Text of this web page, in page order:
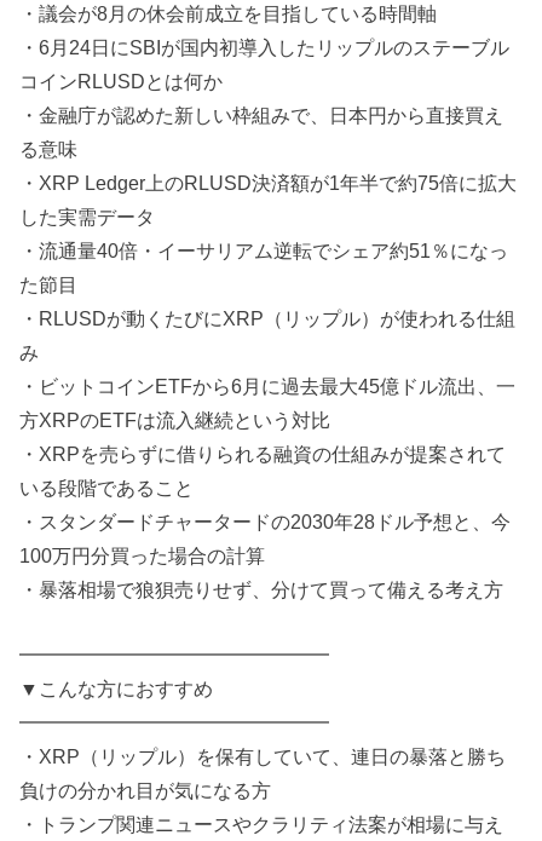
・議会が8月の休会前成立を目指している時間軸
・6月24日にSBIが国内初導入したリップルのステーブル
コインRLUSDとは何か
・金融庁が認めた新しい枠組みで、日本円から直接買え
る意味
・XRP Ledger上のRLUSD決済額が1年半で約75倍に拡大
した実需データ
・流通量40倍・イーサリアム逆転でシェア約51％になっ
た節目
・RLUSDが動くたびにXRP（リップル）が使われる仕組
み
・ビットコインETFから6月に過去最大45億ドル流出、一
方XRPのETFは流入継続という対比
・XRPを売らずに借りられる融資の仕組みが提案されて
いる段階であること
・スタンダードチャータードの2030年28ドル予想と、今
100万円分買った場合の計算
・暴落相場で狼狽売りせず、分けて買って備える考え方
━━━━━━━━━━━━━━━━
▼こんな方におすすめ
━━━━━━━━━━━━━━━━
・XRP（リップル）を保有していて、連日の暴落と勝ち
負けの分かれ目が気になる方
・トランプ関連ニュースやクラリティ法案が相場に与え